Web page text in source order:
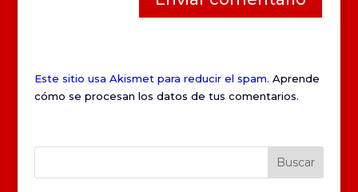
Este sitio usa Akismet para reducir el spam. Aprende
cómo se procesan los datos de tus comentarios.